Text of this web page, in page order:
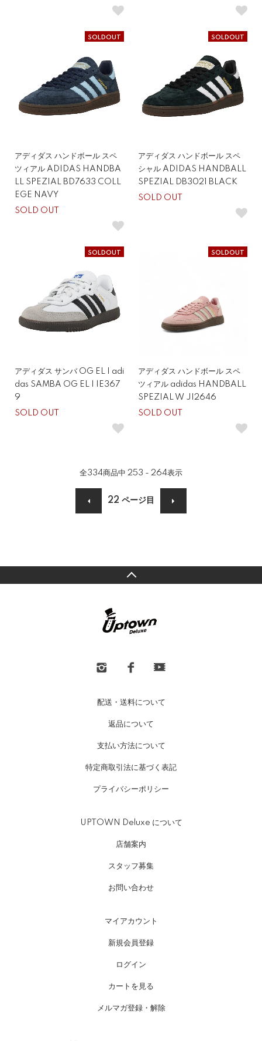
SOLDOUT
アディダス ハンドボール スペ
ツィアル ADIDAS HANDBA
LL SPEZIAL BD7633 COLL
EGE NAVY
SOLD OUT
SOLDOUT
アディダス ハンドボール スペ
シャル ADIDAS HANDBALL
SPEZIAL DB3021 BLACK
SOLD OUT
SOLDOUT
アディダス サンバ OG EL I adi
das SAMBA OG EL I IE367
9
SOLD OUT
SOLDOUT
アディダス ハンドボール スペ
ツィアル adidas HANDBALL
SPEZIAL W JI2646
SOLD OUT
全334商品中 253 - 264表示
22 ページ目
配送・送料について
返品について
支払い方法について
特定商取引法に基づく表記
プライバシーポリシー
UPTOWN Deluxe について
店舗案内
スタッフ募集
お問い合わせ
マイアカウント
新規会員登録
ログイン
カートを見る
メルマガ登録・解除